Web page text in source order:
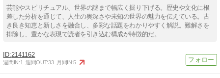
芸能やスピリチュアル、世界の謎まで幅広く掘り下げる。歴史や文化に根
差した分析を通じて、人生の奥深さや未知の世界の魅力を伝えている。古
き良き知恵と新しさを融合し、多彩な話題をわかりやすく解説。難解さを
排除し、豊かな表現で読者を引き込む構成が特徴的だ。
2141162
週間IN:1 週間OUT:33 月間IN:5